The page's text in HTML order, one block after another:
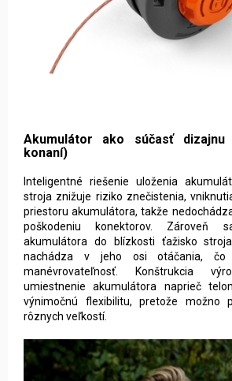
Akumulátor ako súčasť
konaní)
Inteligentné riešenie uloženia
stroja znižuje riziko znečistenia,
priestoru akumulátora, takže
poškodeniu konektorov. Zároveň
akumulátora do blízkosti ťažisko
nachádza v jeho osi otáčania, čo
manévrovateľnosť. Konštrukcia
umiestnenie akumulátora naprieč
výnimočnú flexibilitu, pretože možno
rôznych veľkostí.